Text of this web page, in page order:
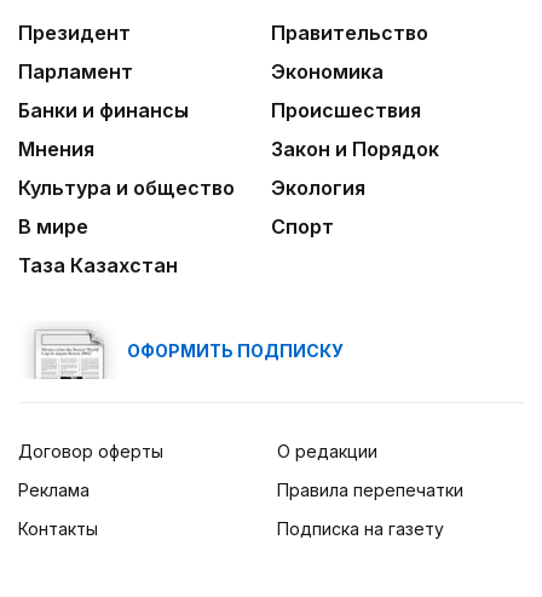
Президент
Правительство
Парламент
Экономика
Банки и финансы
Происшествия
Мнения
Закон и Порядок
Культура и общество
Экология
В мире
Спорт
Таза Казахстан
ОФОРМИТЬ ПОДПИСКУ
Договор оферты
Реклама
Контакты
О редакции
Правила перепечатки
Подписка на газету